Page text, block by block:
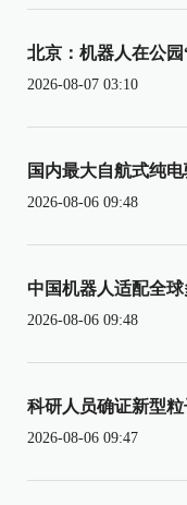
北京：机器人在公园
2026-08-07 03:10
国内最大自航式纯
2026-08-06 09:48
中国机器人适配全
2026-08-06 09:48
科研人员确证新型
2026-08-06 09:47